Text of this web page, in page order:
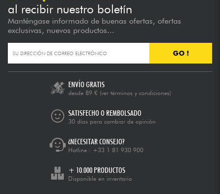
al recibir nuestro boletín
Manténgase informado de buenas ofertas, ofertas
exclusivas, nuevos productos...
GO !
ENVÍO GRATIS
desde 89 € (ver términos y condiciones)
SATISFECHO O REMBOLSADO
30 días para cambiar de opinión
¿NECESITAR CONSEJO?
Hotline : +33 1 81 930 900
+ 10.000 PRODUCTOS
Disponible en inventario